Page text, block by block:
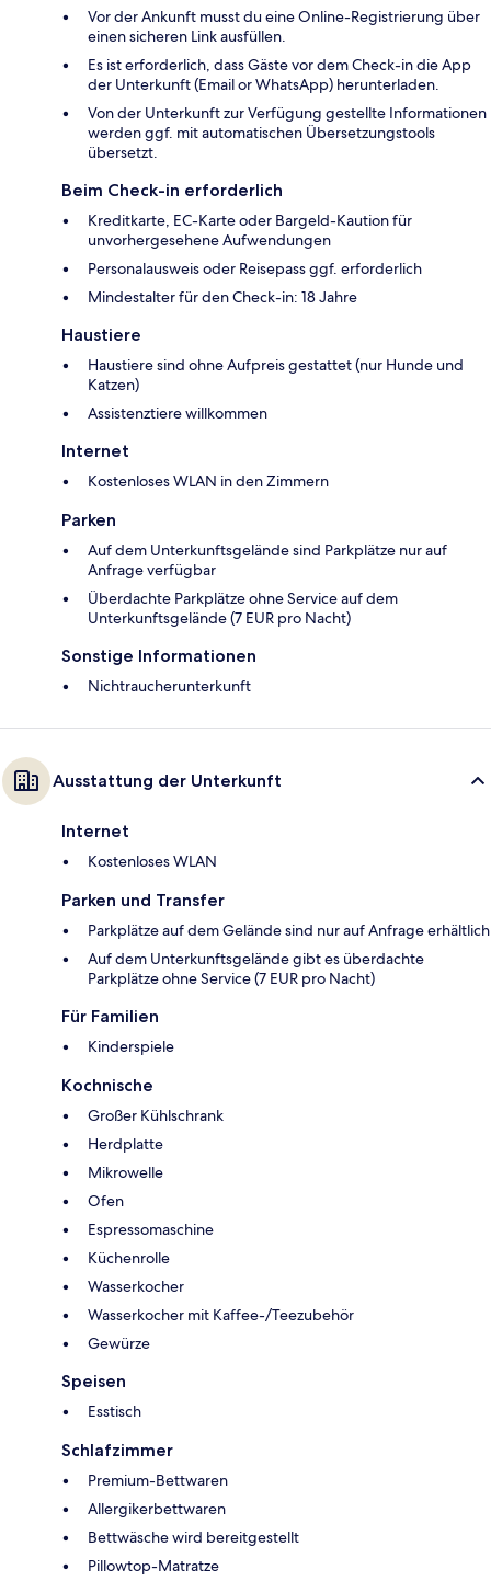
Vor der Ankunft musst du eine Online-Registrierung über
einen sicheren Link ausfüllen.
Es ist erforderlich, dass Gäste vor dem Check-in die App
der Unterkunft (Email or WhatsApp) herunterladen.
Von der Unterkunft zur Verfügung gestellte Informationen
werden ggf. mit automatischen Übersetzungstools
übersetzt.
Beim Check-in erforderlich
Kreditkarte, EC-Karte oder Bargeld-Kaution für
unvorhergesehene Aufwendungen
Personalausweis oder Reisepass ggf. erforderlich
Mindestalter für den Check-in: 18 Jahre
Haustiere
Haustiere sind ohne Aufpreis gestattet (nur Hunde und
Katzen)
Assistenztiere willkommen
Internet
Kostenloses WLAN in den Zimmern
Parken
Auf dem Unterkunftsgelände sind Parkplätze nur auf
Anfrage verfügbar
Überdachte Parkplätze ohne Service auf dem
Unterkunftsgelände (7 EUR pro Nacht)
Sonstige Informationen
Nichtraucherunterkunft
Ausstattung der Unterkunft
Internet
Kostenloses WLAN
Parken und Transfer
Parkplätze auf dem Gelände sind nur auf Anfrage erhältlich
Auf dem Unterkunftsgelände gibt es überdachte
Parkplätze ohne Service (7 EUR pro Nacht)
Für Familien
Kinderspiele
Kochnische
Großer Kühlschrank
Herdplatte
Mikrowelle
Ofen
Espressomaschine
Küchenrolle
Wasserkocher
Wasserkocher mit Kaffee-/Teezubehör
Gewürze
Speisen
Esstisch
Schlafzimmer
Premium-Bettwaren
Allergikerbettwaren
Bettwäsche wird bereitgestellt
Pillowtop-Matratze